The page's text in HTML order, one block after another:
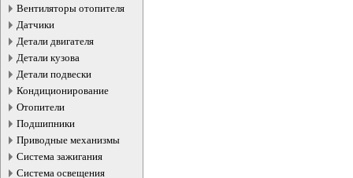
Вентиляторы отопителя
Датчики
Детали двигателя
Детали кузова
Детали подвески
Кондиционирование
Отопители
Подшипники
Приводные механизмы
Система зажигания
Система освещения